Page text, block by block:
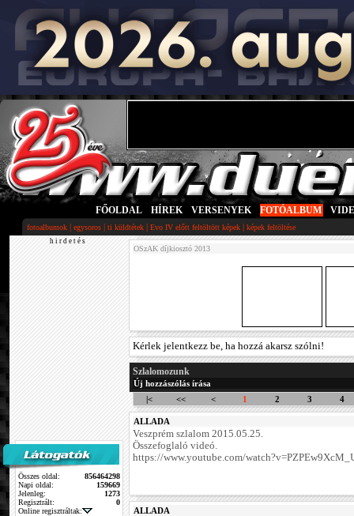
FŐOLDAL HÍREK VERSENYEK FOTÓALBUM
fotoalbumok | egysoros | ti küldtétek | Evo IV előtt feltöltött képek | képek feltöltése
h i r d e t é s
Összes oldal:
856464298
Napi oldal:
159669
Jelenleg:
1273
Regisztrált:
0
Online regisztráltak:
OSzAK díjkiosztó 2013
Kérlek jelentkezz be, ha hozzá akarsz szólni!
Szlalomozunk
Új hozzászólás írása
|<
<< < 1 2 3 4
ALLADA
Veszprém szlalom 2015.05.25.
Összefoglaló videó.
https://www.youtube.com/
ALLADA